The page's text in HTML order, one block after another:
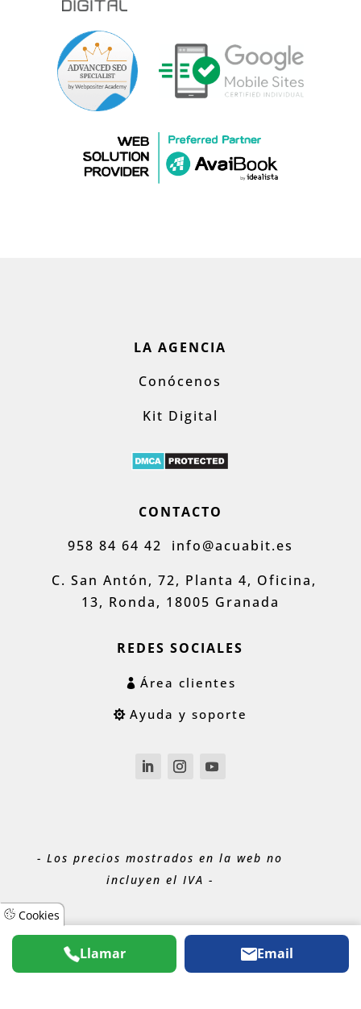
LA AGENCIA
Conócenos
Kit Digital
CONTACTO
958 84 64 42 info@acuabit.es
C. San Antón, 72, Planta 4, Oficina,
13, Ronda, 18005 Granada
REDES SOCIALES
Área clientes
Ayuda y soporte
- Los precios mostrados en la web no
incluyen el IVA -
Cookies
Llamar Email